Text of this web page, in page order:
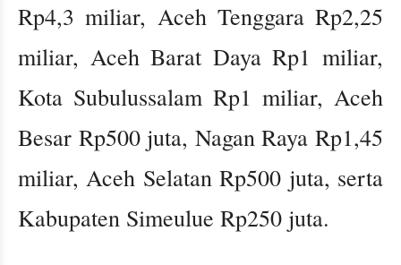
Rp4,3 miliar, Aceh Tenggara Rp2,25
miliar, Aceh Barat Daya Rp1 miliar,
Kota Subulussalam Rp1 miliar, Aceh
Besar Rp500 juta, Nagan Raya Rp1,45
miliar, Aceh Selatan Rp500 juta, serta
Kabupaten Simeulue Rp250 juta.